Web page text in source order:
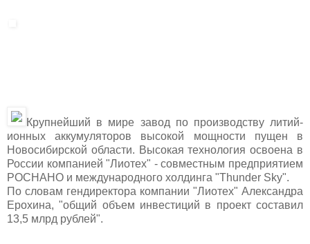
Крупнейший в мире завод по производству литий-
ионных аккумуляторов высокой мощности пущен в
Новосибирской области. Высокая технология освоена в
России компанией "Лиотех" - совместным предприятием
РОСНАНО и международного холдинга "Thunder Sky".
По словам гендиректора компании "Лиотех" Александра
Ерохина, "общий объем инвестиций в проект составил
13,5 млрд рублей".